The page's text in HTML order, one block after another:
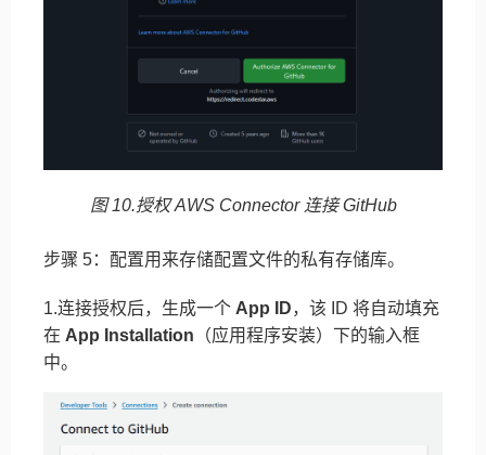
图 10.授权 AWS Connector 连接 GitHub
步骤 5：配置用来存储配置文件的私有存储库。
1.连接授权后，生成一个 App ID，该 ID 将自动填充
在 App Installation （应用程序安装）下的输入框
中。